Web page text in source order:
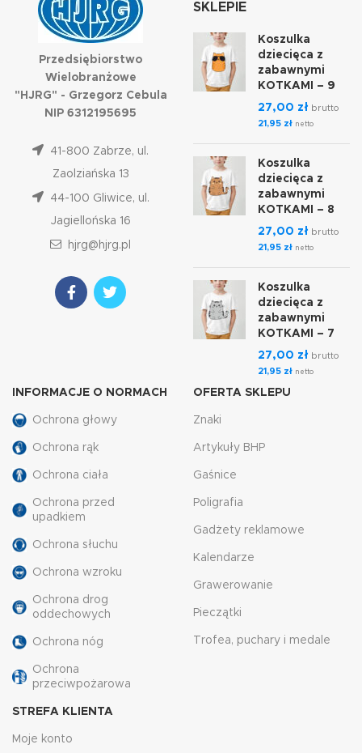
Przedsiębiorstwo
Wielobranżowe
"HJRG" - Grzegorz Cebula
NIP 6312195695
41-800 Zabrze, ul.
Zaolziańska 13
44-100 Gliwice, ul.
Jagiellońska 16
hjrg@hjrg.pl
SKLEPIE
Koszulka
dziecięca z
zabawnymi
KOTKAMI – 9
27,00 zł brutto
21,95 zł netto
Koszulka
dziecięca z
zabawnymi
KOTKAMI – 8
27,00 zł brutto
21,95 zł netto
Koszulka
dziecięca z
zabawnymi
KOTKAMI – 7
27,00 zł brutto
21,95 zł netto
INFORMACJE O NORMACH
Ochrona głowy
Ochrona rąk
Ochrona ciała
Ochrona przed
upadkiem
Ochrona słuchu
Ochrona wzroku
Ochrona drog
oddechowych
Ochrona nóg
Ochrona
przeciwpożarowa
OFERTA SKLEPU
Znaki
Artykuły BHP
Gaśnice
Poligrafia
Gadżety reklamowe
Kalendarze
Grawerowanie
Pieczątki
Trofea, puchary i medale
STREFA KLIENTA
Moje konto